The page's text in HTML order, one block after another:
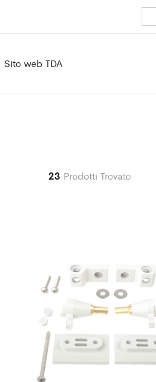
Sito web TDA
23 Prodotti Trovato